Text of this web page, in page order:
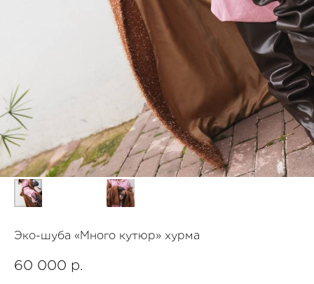
Эко-шуба «Много кутюр» хурма
60 000 р.